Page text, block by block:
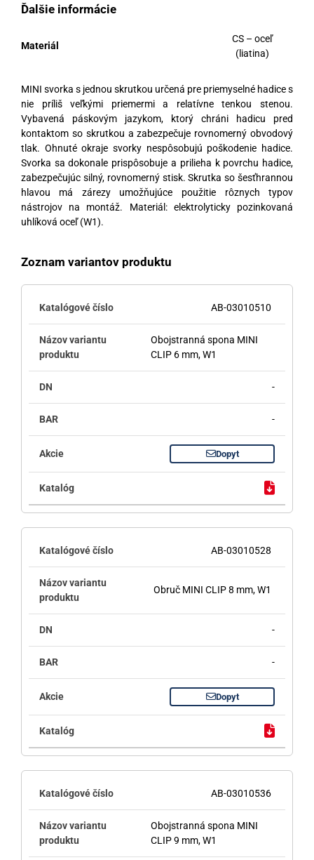
Ďalšie informácie
Materiál
CS – oceľ
(liatina)
MINI svorka s jednou skrutkou určená pre priemyselné hadice s
nie príliš veľkými priemermi a relatívne tenkou stenou.
Vybavená páskovým jazykom, ktorý chráni hadicu pred
kontaktom so skrutkou a zabezpečuje rovnomerný obvodový
tlak. Ohnuté okraje svorky nespôsobujú poškodenie hadice.
Svorka sa dokonale prispôsobuje a prilieha k povrchu hadice,
zabezpečujúc silný, rovnomerný stisk. Skrutka so šesťhrannou
hlavou má zárezy umožňujúce použitie rôznych typov
nástrojov na montáž. Materiál: elektrolyticky pozinkovaná
uhlíková oceľ (W1).
Zoznam variantov produktu
AB-03010510
Obojstranná spona MINI
CLIP 6 mm, W1
-
-
Dopyt
AB-03010528
Obruč MINI CLIP 8 mm, W1
-
-
Dopyt
AB-03010536
Obojstranná spona MINI
CLIP 9 mm, W1